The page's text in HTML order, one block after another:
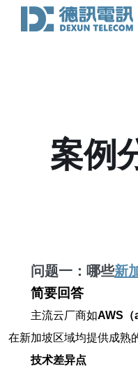
案例
问题一：哪些新
简要回答
主流云厂商如AWS（
在新加坡区域均提供成熟
技术差异点